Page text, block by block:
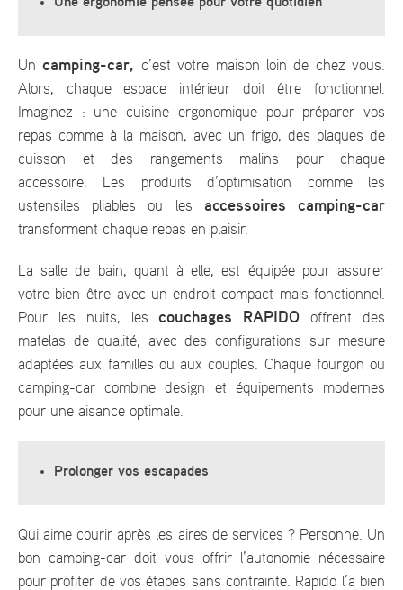
Uncamping-car, c’est votre maison loin de chez vous.
Alors, chaque espace intérieur doit être fonctionnel.
Imaginez : une cuisine ergonomique pour préparer vos
repas comme à la maison, avec un frigo, des plaques de
cuisson et des rangements malins pour chaque
accessoire. Les produits d’optimisation comme les
ustensiles pliables ou les accessoires camping-car
transforment chaque repas en plaisir.
La salle de bain, quant à elle, est équipée pour assurer
votre bien-être avec un endroit compact mais fonctionnel.
Pour les nuits, lescouchages RAPIDO offrent des
matelas de qualité, avec des configurations sur mesure
adaptées aux familles ou aux couples. Chaque fourgon ou
camping-car combine design et équipements modernes
pour une aisance optimale.
Prolonger vos escapades
Qui aime courir après les aires de services ? Personne. Un
bon camping-car doit vous offrir l’autonomie nécessaire
pour profiter de vos étapes sans contrainte. Rapido l’a bien